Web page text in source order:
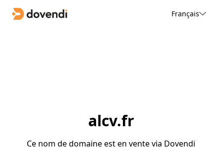
Français
alcv.fr
Ce nom de domaine est en vente via Dovendi